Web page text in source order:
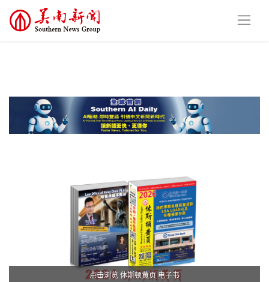
点击浏览 休斯顿黄页 电子书